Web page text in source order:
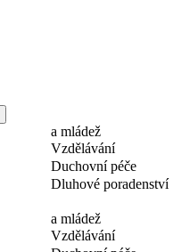
a mládež
Vzdělávání
Duchovní péče
Dluhové poradenství
a mládež
Vzdělávání